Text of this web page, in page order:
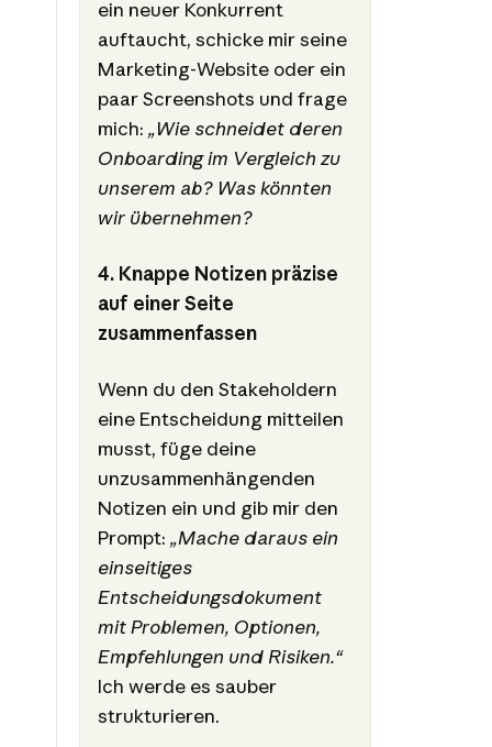
ein neuer Konkurrent
auftaucht, schicke mir seine
Marketing-Website oder ein
paar Screenshots und frage
mich: „Wie schneidet deren
Onboarding im Vergleich zu
unserem ab? Was könnten
wir übernehmen?
4. Knappe Notizen präzise
auf einer Seite
zusammenfassen
Wenn du den Stakeholdern
eine Entscheidung mitteilen
musst, füge deine
unzusammenhängenden
Notizen ein und gib mir den
Prompt: „Mache daraus ein
einseitiges
Entscheidungsdokument
mit Problemen, Optionen,
Empfehlungen und Risiken.“
Ich werde es sauber
strukturieren.